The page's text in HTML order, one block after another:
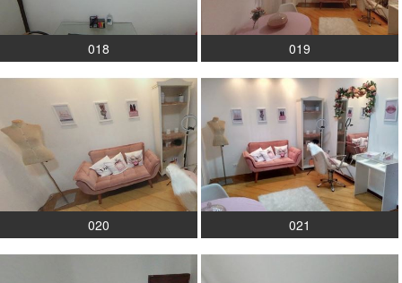
018 019
020 021